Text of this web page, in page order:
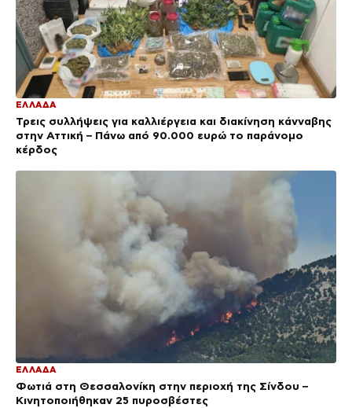
ΕΛΛΑΔΑ
Τρεις συλλήψεις για καλλιέργεια και διακίνηση κάνναβης
στην Αττική – Πάνω από 90.000 ευρώ το παράνομο
κέρδος
ΕΛΛΑΔΑ
Φωτιά στη Θεσσαλονίκη στην περιοχή της Σίνδου –
Κινητοποιήθηκαν 25 πυροσβέστες